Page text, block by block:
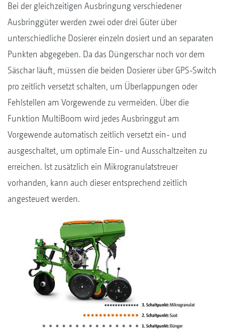
Bei der gleichzeitigen Ausbringung verschiedener
Ausbringgüter werden zwei oder drei Güter über
unterschiedliche Dosierer einzeln dosiert und an separaten
Punkten abgegeben. Da das Düngerschar noch vor dem
Säschar läuft, müssen die beiden Dosierer über GPS-Switch
pro zeitlich versetzt schalten, um Überlappungen oder
Fehlstellen am Vorgewende zu vermeiden. Über die
Funktion MultiBoom wird jedes Ausbringgut am
Vorgewende automatisch zeitlich versetzt ein- und
ausgeschaltet, um optimale Ein- und Ausschaltzeiten zu
erreichen. Ist zusätzlich ein Mikrogranulatstreuer
vorhanden, kann auch dieser entsprechend zeitlich
angesteuert werden.